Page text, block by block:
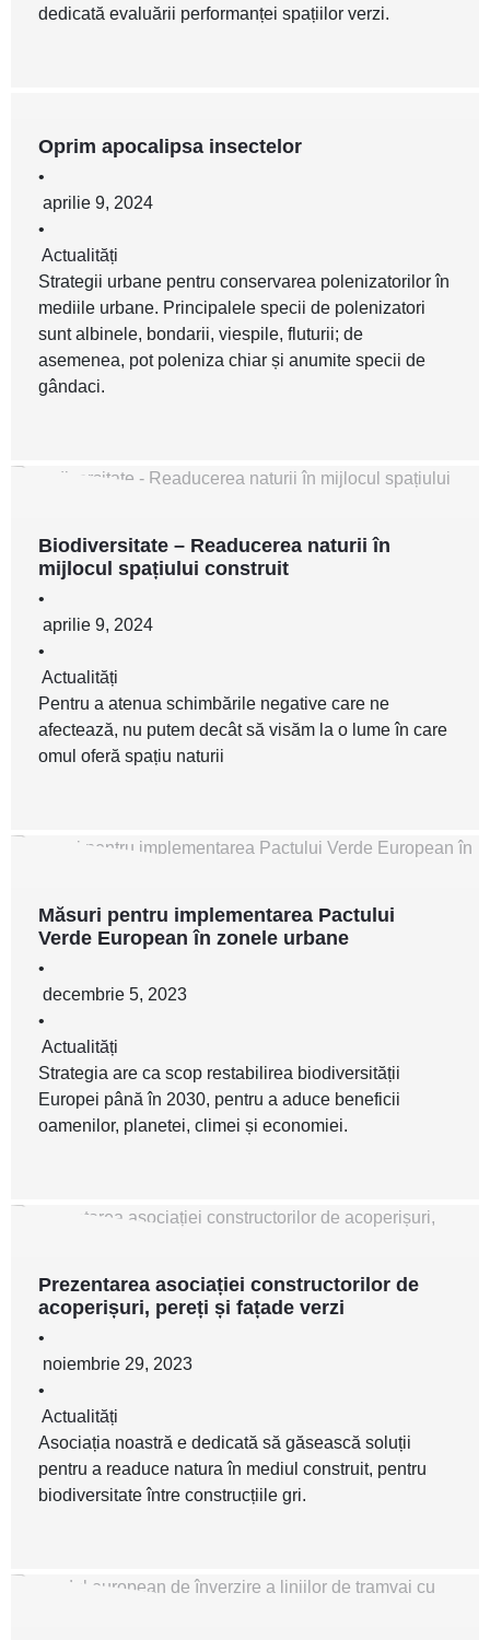
dedicată evaluării performanței spațiilor verzi.
Oprim apocalipsa insectelor
•
aprilie 9, 2024
•
Actualități
Strategii urbane pentru conservarea polenizatorilor în
mediile urbane. Principalele specii de polenizatori
sunt albinele, bondarii, viespile, fluturii; de
asemenea, pot poleniza chiar și anumite specii de
gândaci.
Biodiversitate – Readucerea naturii în
mijlocul spațiului construit
•
aprilie 9, 2024
•
Actualități
Pentru a atenua schimbările negative care ne
afectează, nu putem decât să visăm la o lume în care
omul oferă spațiu naturii
Măsuri pentru implementarea Pactului
Verde European în zonele urbane
•
decembrie 5, 2023
•
Actualități
Strategia are ca scop restabilirea biodiversității
Europei până în 2030, pentru a aduce beneficii
oamenilor, planetei, climei și economiei.
Prezentarea asociației constructorilor de
acoperișuri, pereți și fațade verzi
•
noiembrie 29, 2023
•
Actualități
Asociația noastră e dedicată să găsească soluții
pentru a readuce natura în mediul construit, pentru
biodiversitate între construcțiile gri.